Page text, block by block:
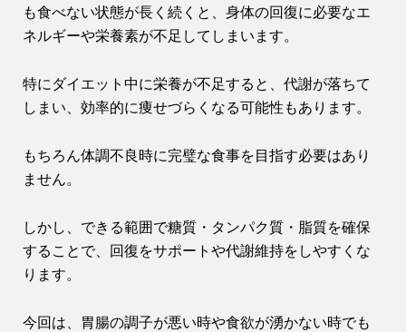
も食べない状態が長く続くと、身体の回復に必要なエ
ネルギーや栄養素が不足してしまいます。
特にダイエット中に栄養が不足すると、代謝が落ちて
しまい、効率的に痩せづらくなる可能性もあります。
もちろん体調不良時に完璧な食事を目指す必要はあり
ません。
しかし、できる範囲で糖質・タンパク質・脂質を確保
することで、回復をサポートや代謝維持をしやすくな
ります。
今回は、胃腸の調子が悪い時や食欲が湧かない時でも